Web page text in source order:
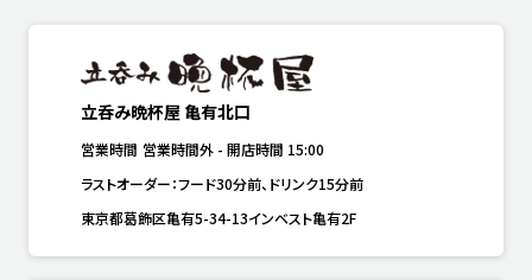
立呑み晩杯屋 亀有北口
営業時間 営業時間外 - 開店時間 15:00
ラストオーダー：フード30分前、ドリンク15分前
東京都葛飾区亀有5-34-13インベスト亀有2F